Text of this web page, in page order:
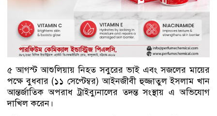
৫ আগস্ট আশুলিয়ায় নিহত সবুরের ভাই এবং সজলের মায়ের
পক্ষে বুধবার (১১ সেপ্টেম্বর) আইনজীবী হুজ্জাতুল ইসলাম খান
আন্তর্জাতিক অপরাধ ট্রাইব্যুনালের তদন্ত সংস্থায় এ অভিযোগ
দাখিল করেন।